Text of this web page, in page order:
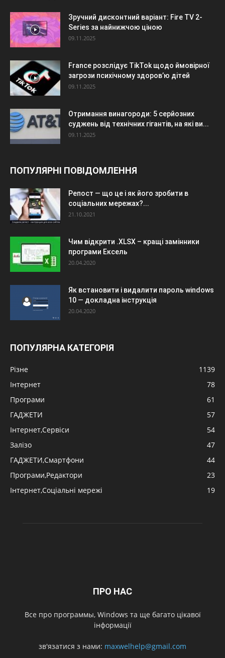
Зручний дисконтний варіант: Fire TV 2-
Series за найнижчою ціною
09.11.2025
France розслідує TikTok щодо ймовірної
загрози психічному здоров’ю дітей
09.11.2025
Отримання винагороди: 5 серйозних
суджень від технічних гігантів, на які ви...
09.11.2025
ПОПУЛЯРНІ ПОВІДОМЛЕННЯ
Репост — що це і як його зробити в
соціальних мережах?...
21.10.2021
Чим відкрити .XLSX – кращі замінники
програми Ексель
20.04.2020
Як встановити і видалити пароль windows
10 — докладна інструкція
20.04.2020
ПОПУЛЯРНА КАТЕГОРІЯ
Різне
1139
Інтернет
78
Програми
61
ГАДЖЕТИ
57
Інтернет,Сервіси
54
Залізо
47
ГАДЖЕТИ,Смартфони
44
Програми,Редактори
23
Інтернет,Соціальні мережі
19
ПРО НАС
Все про программы, Windows та ще багато цікавої
інформації
зв'язатися з нами: maxwelhelp@gmail.com